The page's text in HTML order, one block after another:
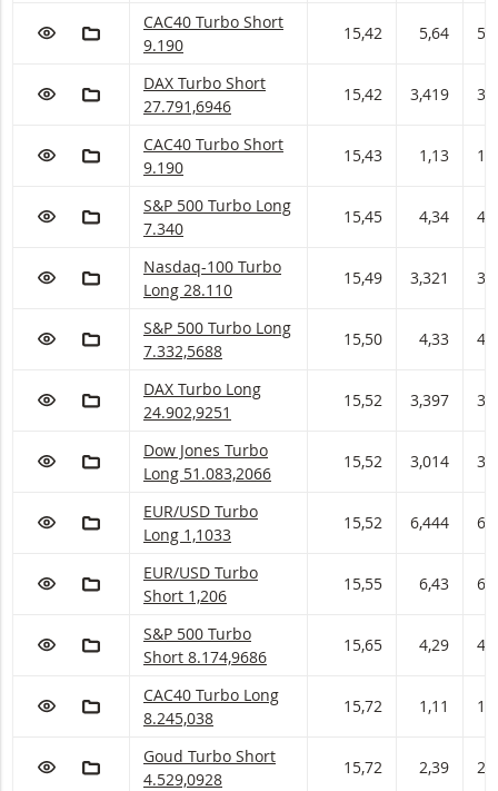
VOEG TOE AAN WATCHLIST
AAN PORTFOLIO TOEVOEGEN
CAC40 Turbo Short Met stop loss-niveau 9.190
CAC40 Turbo Short
9.190
15,42 5,64
VOEG TOE AAN WATCHLIST
AAN PORTFOLIO TOEVOEGEN
DAX Turbo Short Met stop loss-niveau
DAX Turbo Short
27.791,6946
15,42 3,419
VOEG TOE AAN WATCHLIST
AAN PORTFOLIO TOEVOEGEN
CAC40 Turbo Short Met stop loss-niveau 9.190
CAC40 Turbo Short
9.190
15,43 1,13
VOEG TOE AAN WATCHLIST
AAN PORTFOLIO TOEVOEGEN
S&P 500 Turbo Long Met stop loss-niveau
S&P 500 Turbo Long
7.340
15,45 4,34
VOEG TOE AAN WATCHLIST
AAN PORTFOLIO TOEVOEGEN
Nasdaq-100 Turbo Long Met stop loss-niveau
Nasdaq-100 Turbo
Long 28.110
15,49 3,321
VOEG TOE AAN WATCHLIST
AAN PORTFOLIO TOEVOEGEN
S&P 500 Turbo Long Met stop loss-niveau
S&P 500 Turbo Long
7.332,5688
15,50 4,33
VOEG TOE AAN WATCHLIST
AAN PORTFOLIO TOEVOEGEN
DAX Turbo Long Met stop loss-niveau
DAX Turbo Long
24.902,9251
15,52 3,397
VOEG TOE AAN WATCHLIST
AAN PORTFOLIO TOEVOEGEN
Dow Jones Turbo Long Met stop loss-niveau
Dow Jones Turbo
Long 51.083,2066
15,52 3,014
VOEG TOE AAN WATCHLIST
AAN PORTFOLIO TOEVOEGEN
EUR/USD Turbo Long Met stop loss-niveau
EUR/USD Turbo
Long 1,1033
15,52 6,444
VOEG TOE AAN WATCHLIST
AAN PORTFOLIO TOEVOEGEN
EUR/USD Turbo Short Met stop loss-niveau
EUR/USD Turbo
Short 1,206
15,55 6,43
VOEG TOE AAN WATCHLIST
AAN PORTFOLIO TOEVOEGEN
S&P 500 Turbo Short Met stop loss-niveau
S&P 500 Turbo
Short 8.174,9686
15,65 4,29 4,3
VOEG TOE AAN WATCHLIST
AAN PORTFOLIO TOEVOEGEN
CAC40 Turbo Long Met stop loss-niveau
CAC40 Turbo Long
8.245,038
15,72 1,11
VOEG TOE AAN WATCHLIST
AAN PORTFOLIO TOEVOEGEN
Goud Turbo Short Met stop loss-niveau
Goud Turbo Short
4.529,0928
15,72 2,39